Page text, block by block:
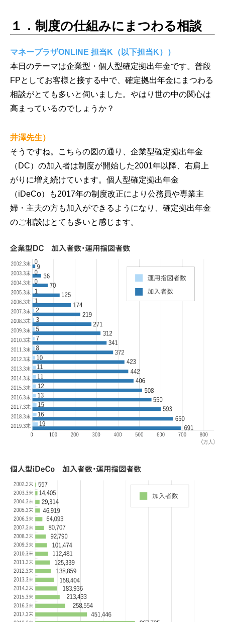
１．制度の仕組みにまつわる相談
マネープラザONLINE 担当K（以下担当K））
本日のテーマは企業型・個人型確定拠出年金です。普段
FPとしてお客様と接する中で、確定拠出年金にまつわる
相談がとても多いと伺いました。やはり世の中の関心は
高まっているのでしょうか？
井澤先生）
そうですね。こちらの図の通り、企業型確定拠出年金
（DC）の加入者は制度が開始した2001年以降、右肩上
がりに増え続けています。個人型確定拠出年金
（iDeCo）も2017年の制度改正により公務員や専業主
婦・主夫の方も加入ができるようになり、確定拠出年金
のご相談はとても多いと感じます。